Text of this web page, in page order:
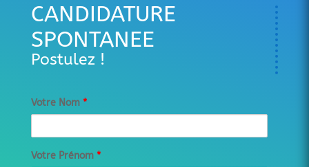
CANDIDATURE
SPONTANEE
Postulez !
Votre Nom *
Votre Prénom *